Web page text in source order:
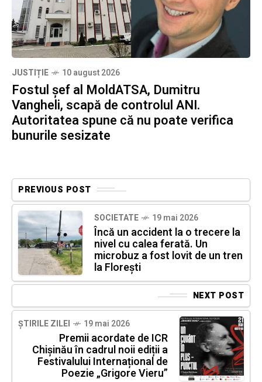
JUSTIȚIE 10 august 2026
Fostul șef al MoldATSA, Dumitru
Vangheli, scapă de controlul ANI.
Autoritatea spune că nu poate verifica
bunurile sesizate
PREVIOUS POST
SOCIETATE 19 mai 2026
Încă un accident la o trecere la
nivel cu calea ferată. Un
microbuz a fost lovit de un tren
la Florești
NEXT POST
ȘTIRILE ZILEI 19 mai 2026
Premii acordate de ICR
Chișinău în cadrul noii ediții a
Festivalului Internațional de
Poezie „Grigore Vieru”